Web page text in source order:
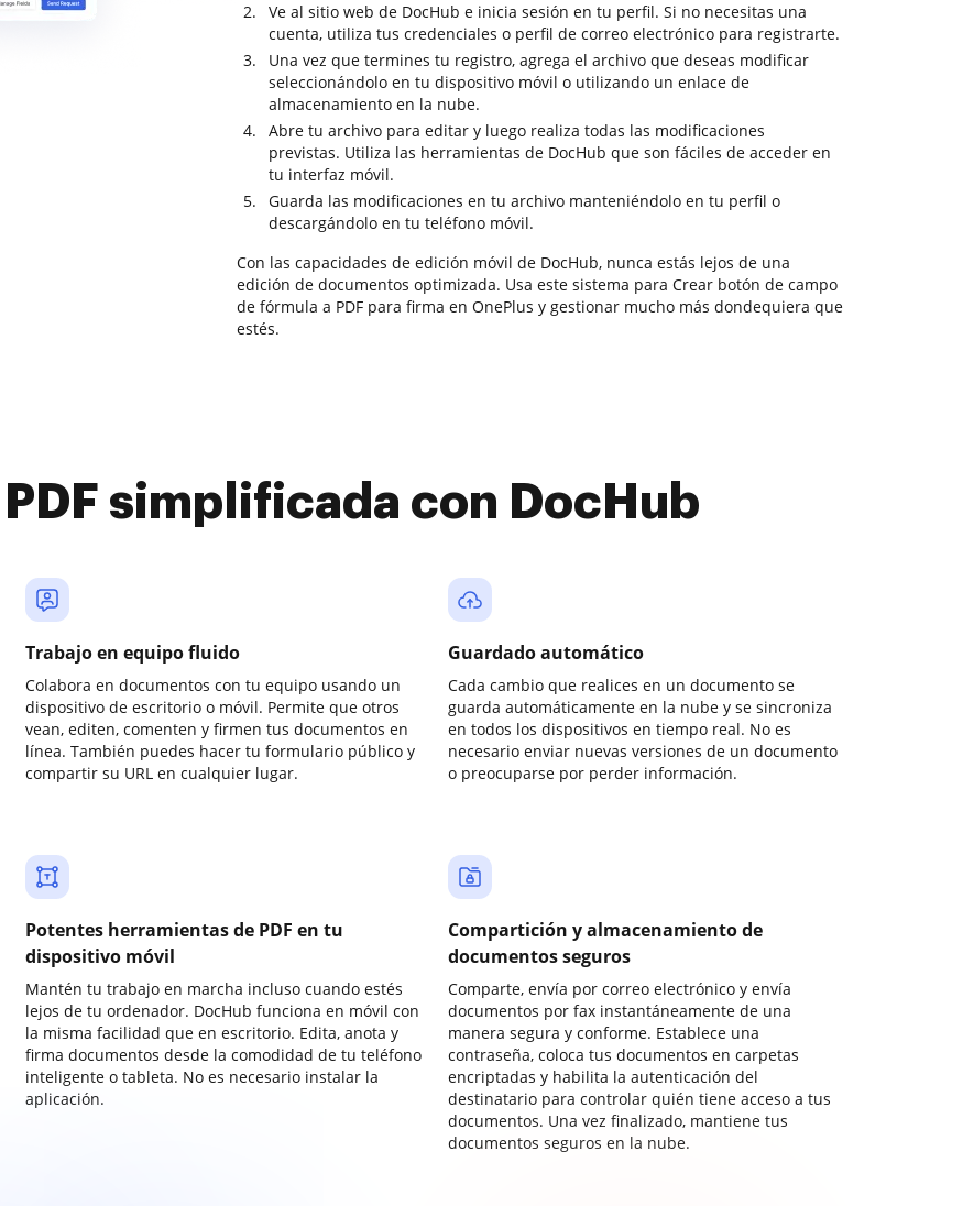
Ve al sitio web de DocHub e inicia sesión en tu perfil. Si no necesitas una
cuenta, utiliza tus credenciales o perfil de correo electrónico para registrarte.
Una vez que termines tu registro, agrega el archivo que deseas modificar
seleccionándolo en tu dispositivo móvil o utilizando un enlace de
almacenamiento en la nube.
Abre tu archivo para editar y luego realiza todas las modificaciones
previstas. Utiliza las herramientas de DocHub que son fáciles de acceder en
tu interfaz móvil.
Guarda las modificaciones en tu archivo manteniéndolo en tu perfil o
descargándolo en tu teléfono móvil.
Con las capacidades de edición móvil de DocHub, nunca estás lejos de una
edición de documentos optimizada. Usa este sistema para Crear botón de campo
de fórmula a PDF para firma en OnePlus y gestionar mucho más dondequiera que
estés.
simplificada con DocHub
Trabajo en equipo fluido
Colabora en documentos con tu equipo usando un
dispositivo de escritorio o móvil. Permite que otros
vean, editen, comenten y firmen tus documentos en
línea. También puedes hacer tu formulario público y
compartir su URL en cualquier lugar.
Guardado automático
Cada cambio que realices en un documento se
guarda automáticamente en la nube y se sincroniza
en todos los dispositivos en tiempo real. No es
necesario enviar nuevas versiones de un documento
o preocuparse por perder información.
Potentes herramientas de PDF en tu
dispositivo móvil
Mantén tu trabajo en marcha incluso cuando estés
lejos de tu ordenador. DocHub funciona en móvil con
la misma facilidad que en escritorio. Edita, anota y
firma documentos desde la comodidad de tu teléfono
inteligente o tableta. No es necesario instalar la
aplicación.
Compartición y almacenamiento de
documentos seguros
Comparte, envía por correo electrónico y envía
documentos por fax instantáneamente de una
manera segura y conforme. Establece una
contraseña, coloca tus documentos en carpetas
encriptadas y habilita la autenticación del
destinatario para controlar quién tiene acceso a tus
documentos. Una vez finalizado, mantiene tus
documentos seguros en la nube.